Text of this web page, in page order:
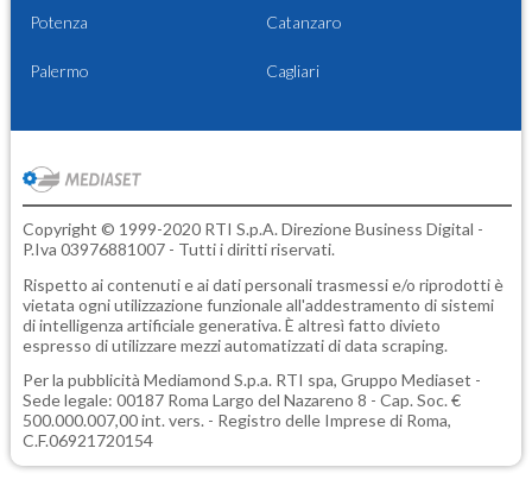
Potenza Catanzaro
Palermo Cagliari
Copyright © 1999-2020 RTI S.p.A. Direzione Business Digital -
P.Iva 03976881007 - Tutti i diritti riservati.
Rispetto ai contenuti e ai dati personali trasmessi e/o riprodotti è
vietata ogni utilizzazione funzionale all'addestramento di sistemi
di intelligenza artificiale generativa. È altresì fatto divieto
espresso di utilizzare mezzi automatizzati di data scraping.
Per la pubblicità Mediamond S.p.a. RTI spa, Gruppo Mediaset -
Sede legale: 00187 Roma Largo del Nazareno 8 - Cap. Soc. €
500.000.007,00 int. vers. - Registro delle Imprese di Roma,
C.F.06921720154